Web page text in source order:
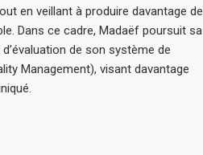
en veillant à produire davantage de
Dans ce cadre, Madaëf poursuit sa
de son système de
Management), visant davantage